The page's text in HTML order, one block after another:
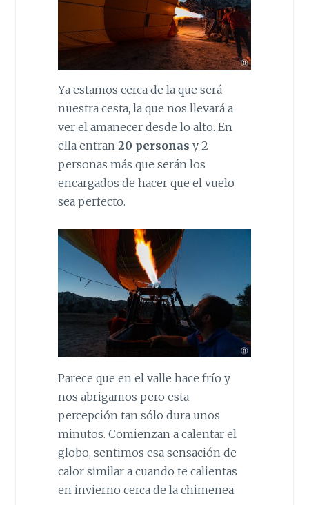
Ya estamos cerca de la que será
nuestra cesta, la que nos llevará a
ver el amanecer desde lo alto. En
ella entran20 personas y 2
personas más que serán los
encargados de hacer que el vuelo
sea perfecto.
Parece que en el valle hace frío y
nos abrigamos pero esta
percepción tan sólo dura unos
minutos. Comienzan a calentar el
globo, sentimos esa sensación de
calor similar a cuando te calientas
en invierno cerca de la chimenea.